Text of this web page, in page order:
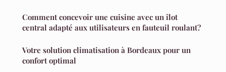
Comment concevoir une cuisine avec un îlot
central adapté aux utilisateurs en fauteuil roulant?
Votre solution climatisation à Bordeaux pour un
confort optimal